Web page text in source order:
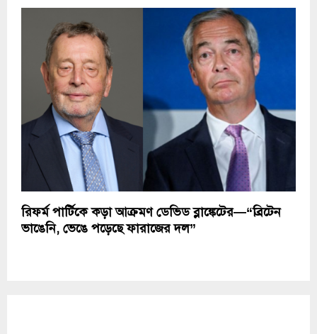
রিফর্ম পার্টিকে কড়া আক্রমণ ডেভিড ব্লাঙ্কেটের—“ব্রিটেন
ভাঙেনি, ভেঙে পড়েছে ফারাজের দল”